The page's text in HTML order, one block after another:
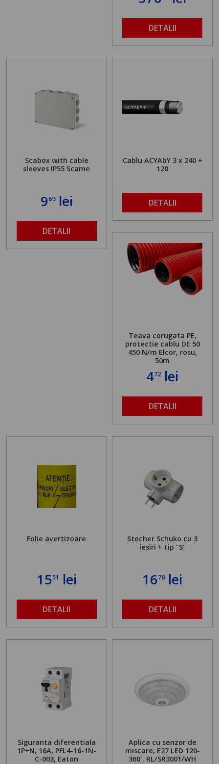
DETALII
Scabox with cable
sleeves IP55 Scame
969lei
DETALII
Cablu ACYAbY 3 x 240 +
120
DETALII
Teava corugata PE,
protectie cablu DE 50
450 N/m Elcor, rosu,
50m
472 lei
DETALII
Folie avertizoare
1551 lei
DETALII
Stecher Schuko cu 3
iesiri + tip "S"
1678lei
DETALII
Siguranta diferentiala
1P+N, 16A, PFL4-16-1N-
C-003, Eaton
Aplica cu senzor de
miscare, E27 LED 120-
360', RL/SR3001/WH